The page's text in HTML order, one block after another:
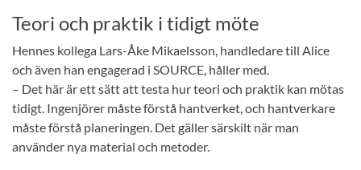
Teori och praktik i tidigt möte
Hennes kollega Lars-Åke Mikaelsson, handledare till Alice
och även han engagerad i SOURCE, håller med.
– Det här är ett sätt att testa hur teori och praktik kan mötas
tidigt. Ingenjörer måste förstå hantverket, och hantverkare
måste förstå planeringen. Det gäller särskilt när man
använder nya material och metoder.